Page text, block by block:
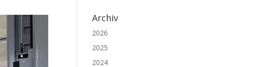
Archiv
2026
2025
2024